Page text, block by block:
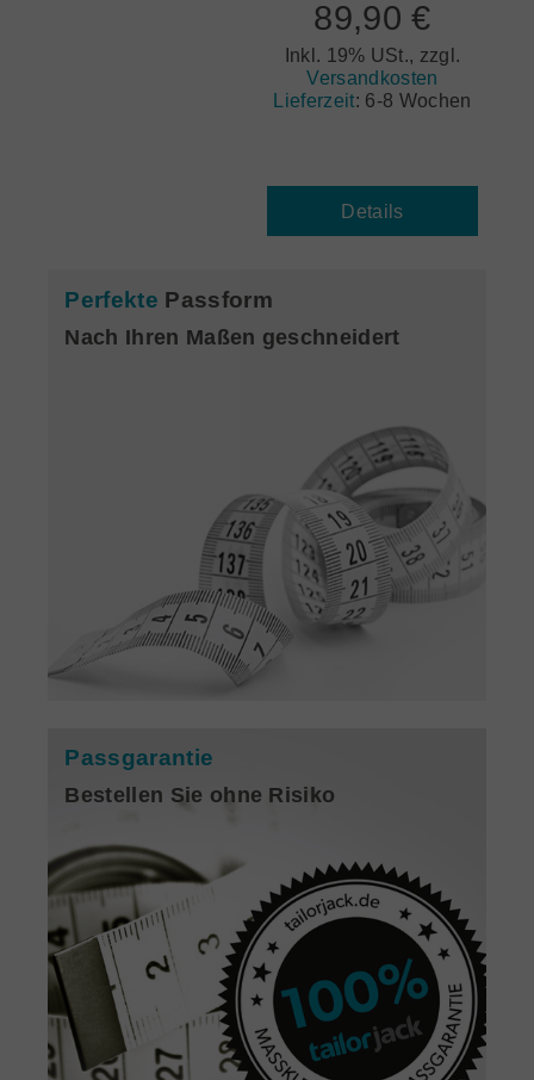
89,90 €
Inkl. 19% USt., zzgl.
Versandkosten
Lieferzeit: 6-8 Wochen
Details
Perfekte Passform
Nach Ihren Maßen geschneidert
Passgarantie
Bestellen Sie ohne Risiko